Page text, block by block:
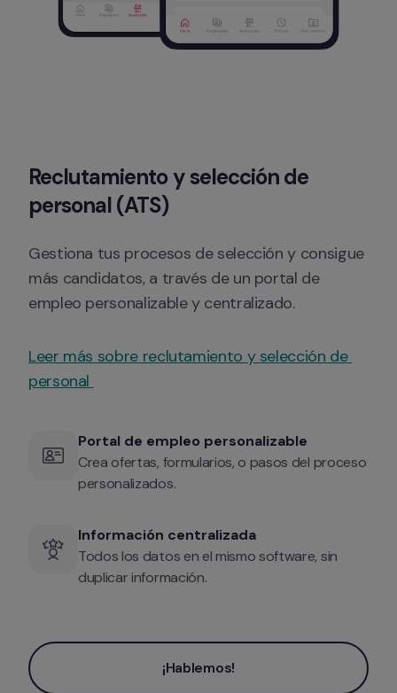
Reclutamiento y selección de
personal (ATS)
Gestiona tus procesos de selección y consigue
más candidatos, a través de un portal de
empleo personalizable y centralizado.
Leer más sobre reclutamiento y selección de
personal
Portal de empleo personalizable
Crea ofertas, formularios, o pasos del proceso
personalizados.
Información centralizada
Todos los datos en el mismo software, sin
duplicar información.
¡Hablemos!